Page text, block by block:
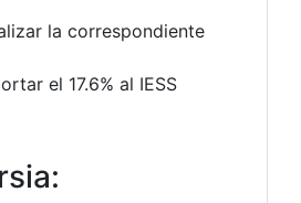
la correspondiente
el 17.6% al IESS